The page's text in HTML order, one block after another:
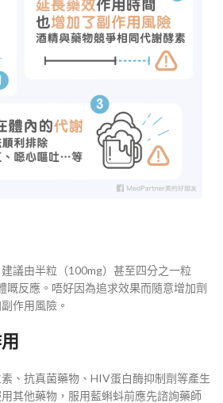
議由半粒（100mg）甚至四分之一粒
嘅反應。唔好因為追求效果而隨意增加劑
作用風險。
、抗真菌藥物、HIV蛋白酶抑制劑等產生
其他藥物，服用藍蝌蚪前應先諮詢藥師